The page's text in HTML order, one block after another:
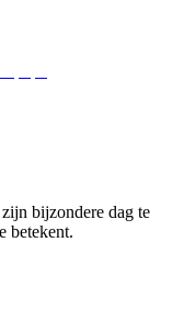
bijzondere dag te
betekent.